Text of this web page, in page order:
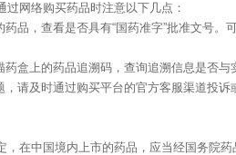
网络购买药品时注意以下几点：
品，查看是否具有“国药准字”批准文号
盒上的药品追溯码，查询追溯信息是否与
请及时通过购买平台的官方客服渠道投诉
，在中国境内上市的药品，应当经国务院